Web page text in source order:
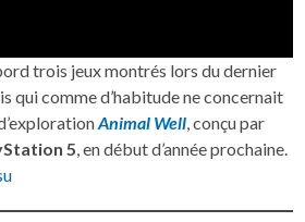
trois jeux montrés lors du dernier
qui comme d’habitude ne concernait
Animal Well, conçu par
5 , en début d’année prochaine.